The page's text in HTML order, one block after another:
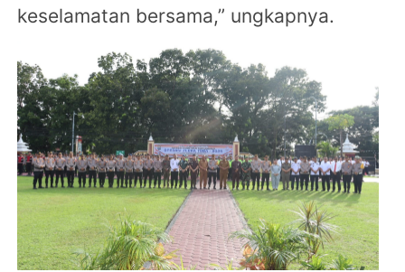
keselamatan bersama,” ungkapnya.